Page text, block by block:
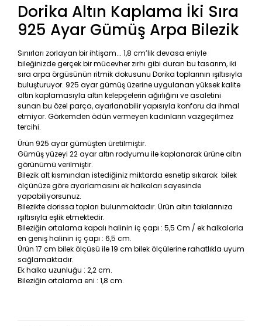
Dorika Altın Kaplama İki Sıra
925 Ayar Gümüş Arpa Bilezik
Sınırları zorlayan bir ihtişam... 1,8 cm’lik devasa eniyle
bileğinizde gerçek bir mücevher zırhı gibi duran bu tasarım, iki
sıra arpa örgüsünün ritmik dokusunu Dorika toplarının ışıltısıyla
buluşturuyor. 925 ayar gümüş üzerine uygulanan yüksek kalite
altın kaplamasıyla altın kelepçelerin ağırlığını ve asaletini
sunan bu özel parça, ayarlanabilir yapısıyla konforu da ihmal
etmiyor. Görkemden ödün vermeyen kadınların vazgeçilmez
tercihi.
Ürün 925 ayar gümüşten üretilmiştir.
Gümüş yüzeyi 22 ayar altın rodyumu ile kaplanarak ürüne altın
görünümü verilmiştir.
Bilezik alt kısmından istediğiniz miktarda esnetip sıkarak bilek
ölçünüze göre ayarlamasını ek halkaları sayesinde
yapabiliyorsunuz.
Bilezikte dorissa topları bulunmaktadır. Ürün altın takılarınıza
ışıltısıyla eşlik etmektedir.
Bileziğin ortalama kapalı halinin iç çapı : 5,5 Cm / ek halkalarla
en geniş halinin iç çapı : 6,5 cm.
Ürün 17 cm bilek ölçüsü ile 19 cm bilek ölçülerine rahatlıkla uyum
sağlamaktadır.
Ek halka uzunluğu : 2,2 cm.
Bileziğin ortalama eni : 1,8 cm.